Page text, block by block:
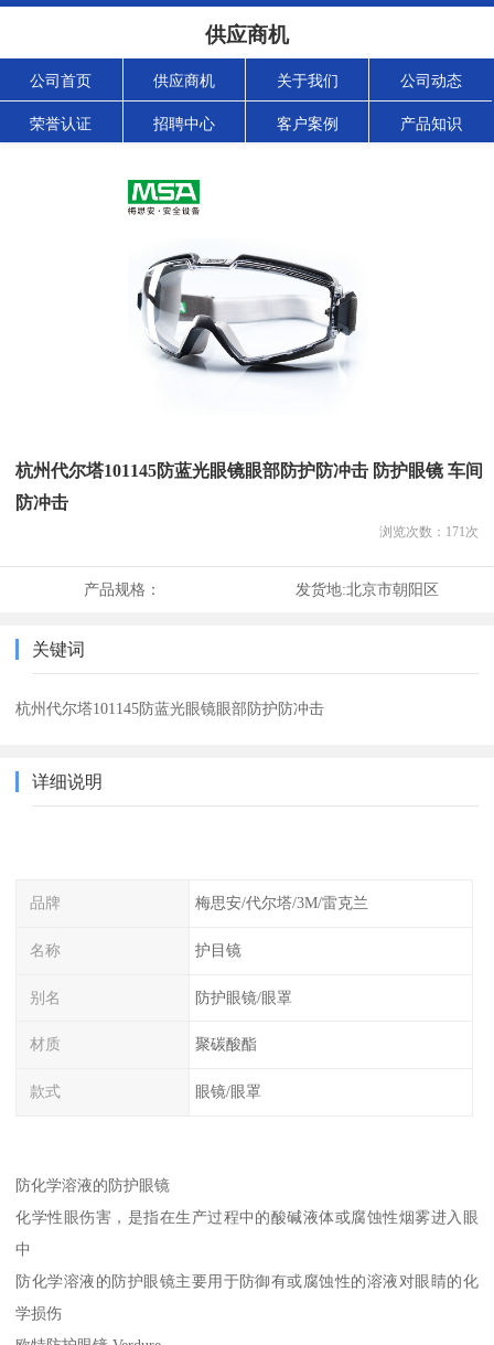
供应商机
公司首页 供应商机 关于我们 公司动态
荣誉认证 招聘中心 客户案例 产品知识
杭州代尔塔101145防蓝光眼镜眼部防护防冲击 防护眼镜 车间
防冲击
浏览次数： 171次
产品规格： 发货地:北京市朝阳区
关键词
杭州代尔塔101145防蓝光眼镜眼部防护防冲击
详细说明
品牌 梅思安/代尔塔/3M/雷克兰
名称 护目镜
别名 防护眼镜/眼罩
材质 聚碳酸酯
款式 眼镜/眼罩
防化学溶液的防护眼镜
化学性眼伤害，是指在生产过程中的酸碱液体或腐蚀性烟雾进入眼
中
防化学溶液的防护眼镜主要用于防御有或腐蚀性的溶液对眼睛的化
学损伤